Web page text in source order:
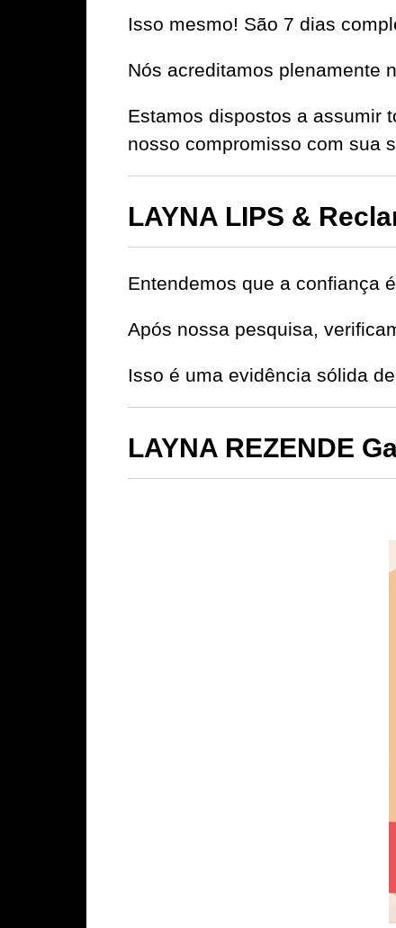
Isso mesmo! São 7 dias
Nós acreditamos plenamente
Estamos dispostos a assumir
nosso compromisso com sua
LAYNA LIPS &
Entendemos que a confiança
Após nossa pesquisa,
Isso é uma evidência sólida
LAYNA REZENDE